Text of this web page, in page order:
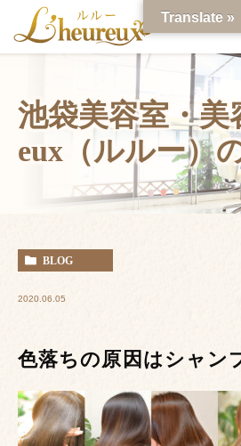
池袋美容室・
eux（ルルー）
BLOG
2020.06.05
色落ちの原因はシャン
Translate »